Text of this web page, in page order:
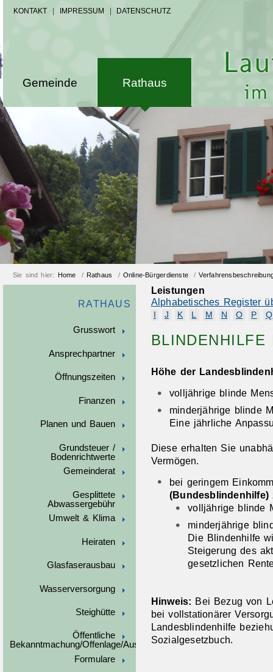
KONTAKT IMPRESSUM DATENSCHUTZ
Gemeinde Rathaus
Sie sind hier: Home / Rathaus / Online-Bürgerdienste /
RATHAUS
Grusswort
Ansprechpartner
Öffnungszeiten
Finanzen
Planen und Bauen
Grundsteuer /
Bodenrichtwerte
Gemeinderat
Gesplittete
Abwassergebühr
Umwelt & Klima
Heiraten
Glasfaserausbau
Wasserversorgung
Steighütte
Öffentliche
Bekanntmachung/Offenlage/Ausschreibungen
Formulare
Leistungen
Alphabetisches Register
J K L M N O P Q
BLINDENHILFE
Höhe der
volljährige blinde
minderjährige blinde
Eine jährliche
Diese erhalten Sie
Vermögen.
bei geringem
(Bundesblindenhilfe)
volljährige blinde
minderjährige
Die Blindenhilfe
Steigerung des
gesetzlichen
Hinweis: Bei Bezug von
bei vollstationärer
Landesblindenhilfe
Sozialgesetzbuch.